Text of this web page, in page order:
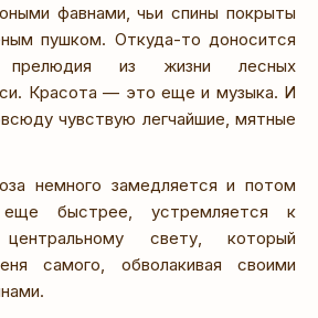
фавнами, чьи спины покрыты
пушком. Откуда-то доносится
прелюдия из жизни лесных
Красота — это еще и музыка. И
чувствую легчайшие, мятные
немного замедляется и потом
быстрее, устремляется к
центральному свету, который
самого, обволакивая своими